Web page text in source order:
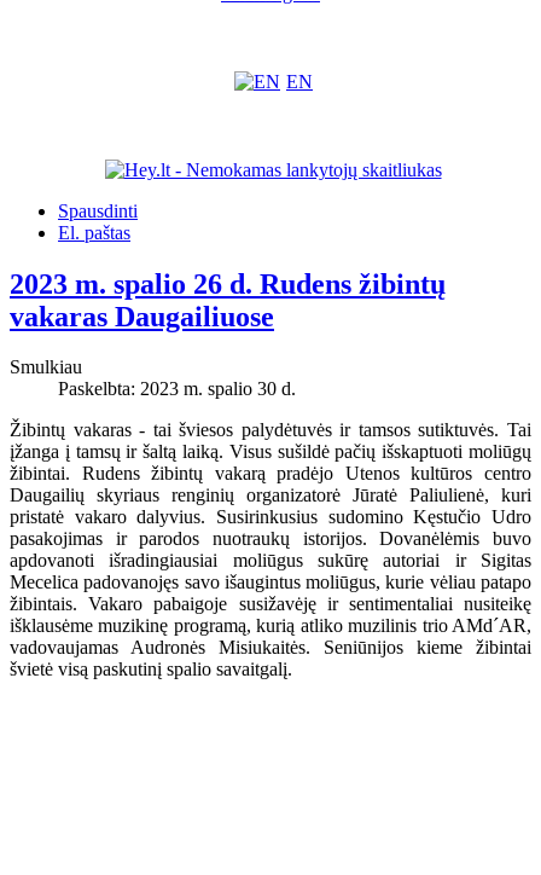
EN
Spausdinti
El. paštas
2023 m. spalio 26 d. Rudens žibintų
vakaras Daugailiuose
Smulkiau
Paskelbta: 2023 m. spalio 30 d.
Žibintų vakaras - tai šviesos palydėtuvės ir tamsos sutiktuvės. Tai
įžanga į tamsų ir šaltą laiką. Visus sušildė pačių išskaptuoti moliūgų
žibintai. Rudens žibintų vakarą pradėjo Utenos kultūros centro
Daugailių skyriaus renginių organizatorė Jūratė Paliulienė, kuri
pristatė vakaro dalyvius. Susirinkusius sudomino Kęstučio Udro
pasakojimas ir parodos nuotraukų istorijos. Dovanėlėmis buvo
apdovanoti išradingiausiai moliūgus sukūrę autoriai ir Sigitas
Mecelica padovanojęs savo išaugintus moliūgus, kurie vėliau patapo
žibintais. Vakaro pabaigoje susižavėję ir sentimentaliai nusiteikę
išklausėme muzikinę programą, kurią atliko muzilinis trio AMd´AR,
vadovaujamas Audronės Misiukaitės. Seniūnijos kieme žibintai
švietė visą paskutinį spalio savaitgalį.